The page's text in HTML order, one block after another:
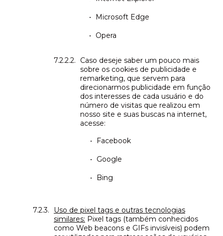
Microsoft Edge
Opera
Caso deseje saber um pouco mais
sobre os cookies de publicidade e
remarketing, que servem para
direcionarmos publicidade em função
dos interesses de cada usuário e do
número de visitas que realizou em
nosso site e suas buscas na internet,
acesse:
Facebook
Google
Bing
Uso de pixel tags e outras tecnologias
similares: Pixel tags (também conhecidos
como Web beacons e GIFs invisíveis) podem